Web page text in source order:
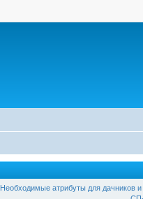
Необходимые атрибуты для дачников